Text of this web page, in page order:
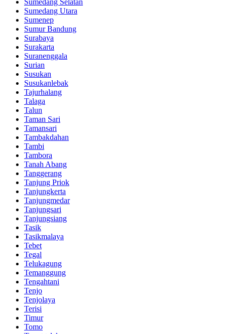
Sumedang Selatan
Sumedang Utara
Sumenep
Sumur Bandung
Surabaya
Surakarta
Suranenggala
Surian
Susukan
Susukanlebak
Tajurhalang
Talaga
Talun
Taman Sari
Tamansari
Tambakdahan
Tambi
Tambora
Tanah Abang
Tanggerang
Tanjung Priok
Tanjungkerta
Tanjungmedar
Tanjungsari
Tanjungsiang
Tasik
Tasikmalaya
Tebet
Tegal
Telukagung
Temanggung
Tengahtani
Tenjo
Tenjolaya
Terisi
Timur
Tomo